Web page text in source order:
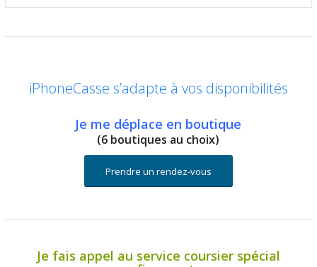
iPhoneCasse s’adapte à vos disponibilités
Je me déplace en boutique
(6 boutiques au choix)
Prendre un rendez-vous
Je fais appel au service coursier spécial